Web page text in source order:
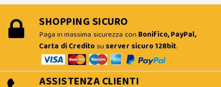
SHOPPING SICURO
Paga in massima sicurezza con Bonifico, PayPal,
Carta di Creditosu server sicuro 128bit.
ASSISTENZA CLIENTI